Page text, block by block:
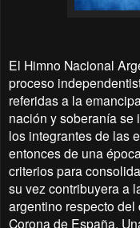
El Himno Nacional
proceso
referidas a la
nación y soberanía se
los integrantes de las
entonces de una
criterios para
su vez contribuyera a
argentino respecto
Corona de España.